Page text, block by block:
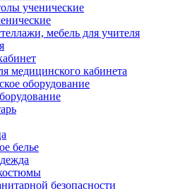
ученические
мебель для учителя
медицинского кабинета
оборудование
белье
безопасности